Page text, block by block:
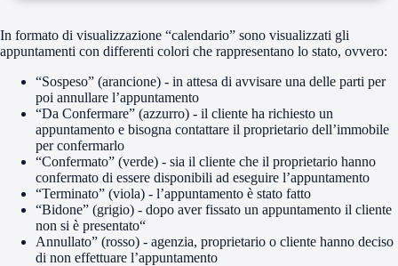
In formato di visualizzazione “calendario” sono visualizzati gli
appuntamenti con differenti colori che rappresentano lo stato, ovvero:
“Sospeso” (arancione) - in attesa di avvisare una delle parti per
poi annullare l’appuntamento
“Da Confermare” (azzurro) - il cliente ha richiesto un
appuntamento e bisogna contattare il proprietario dell’immobile
per confermarlo
“Confermato” (verde) - sia il cliente che il proprietario hanno
confermato di essere disponibili ad eseguire l’appuntamento
“Terminato” (viola) - l’appuntamento è stato fatto
“Bidone” (grigio) - dopo aver fissato un appuntamento il cliente
non si è presentato“
Annullato” (rosso) - agenzia, proprietario o cliente hanno deciso
di non effettuare l’appuntamento